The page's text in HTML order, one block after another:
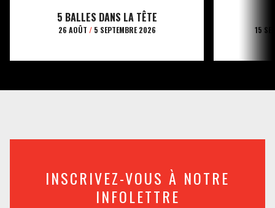
5 BALLES DANS LA TÊTE
26 AOÛT /5 SEPTEMBRE 2026 15
INSCRIVEZ-VOUS À NOTRE
INFOLETTRE